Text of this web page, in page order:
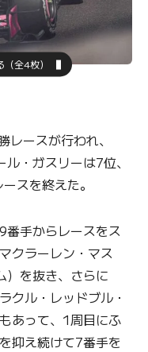
全4枚）
ースが行われ、
・ガスリーは7位、
スを終えた。
手からレースをス
クラーレン・マス
）を抜き、さらに
クル・レッドブル・
あって、1周目にふ
抑え続けて7番手を